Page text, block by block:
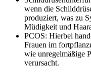
wenn die
produziert, was zu
Müdigkeit und
PCOS: Hierbei
Frauen im
wie unregelmäßige
verursacht.